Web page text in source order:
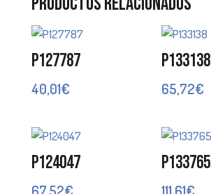
P127787
40,01€
P133138
65,72€
P124047
67,52€
P133765
111,61€